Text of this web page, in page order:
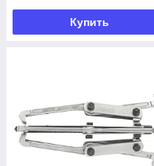
Купить